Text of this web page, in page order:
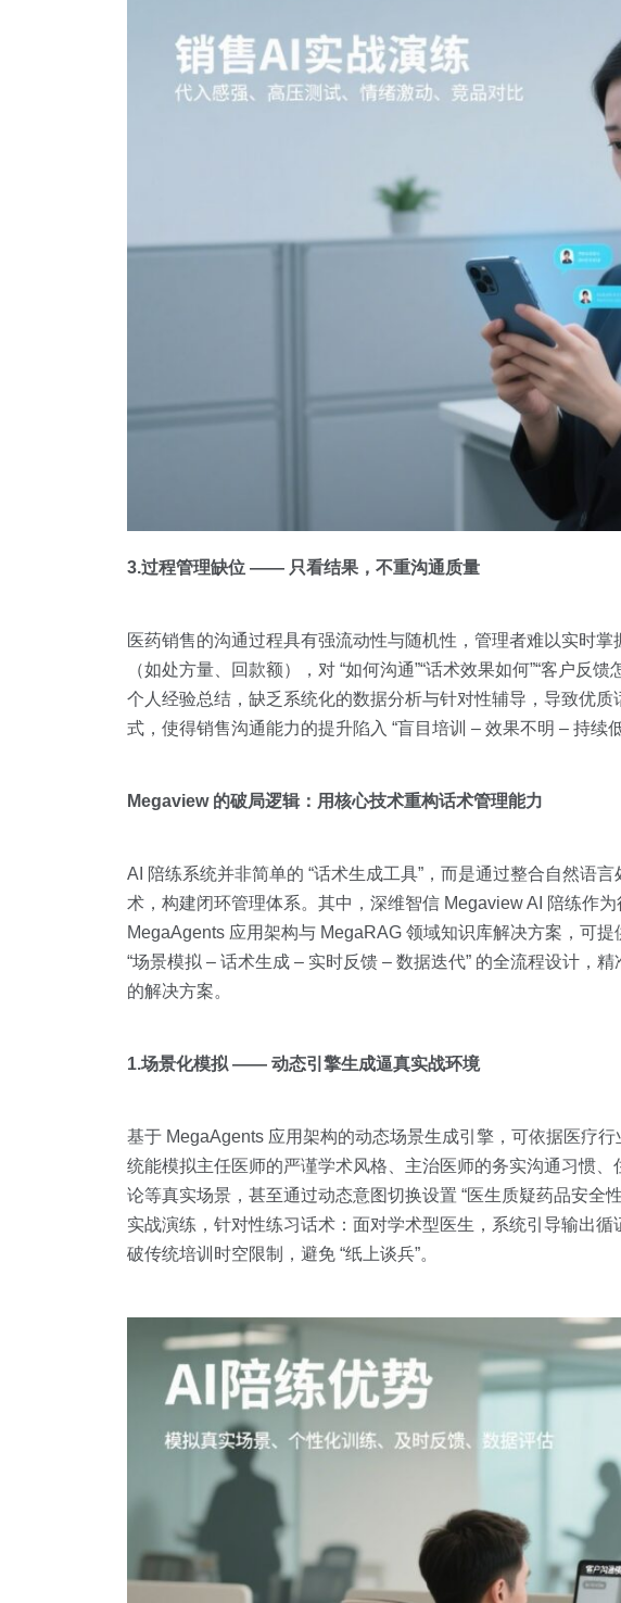
3.过程管理缺位 —— 只看结果，不重沟通质量
医药销售的沟通过程具有强流动性与随机性，管理者难以实时
（如处方量、回款额），对 “如何沟通”“话术效果如何”“客户反
个人经验总结，缺乏系统化的数据分析与针对性辅导，导致优
式，使得销售沟通能力的提升陷入 “盲目培训 – 效果不明 – 持续
Megaview 的破局逻辑：用核心技术重构话术管理能力
AI 陪练系统并非简单的 “话术生成工具”，而是通过整合自然语
术，构建闭环管理体系。其中，深维智信 Megaview AI 陪练作
MegaAgents 应用架构与 MegaRAG 领域知识库解决方案，可
“场景模拟 – 话术生成 – 实时反馈 – 数据迭代” 的全流程设计，
的解决方案。
1.场景化模拟 —— 动态引擎生成逼真实战环境
基于 MegaAgents 应用架构的动态场景生成引擎，可依据医疗
统能模拟主任医师的严谨学术风格、主治医师的务实沟通习惯
论等真实场景，甚至通过动态意图切换设置 “医生质疑药品安全
实战演练，针对性练习话术：面对学术型医生，系统引导输出
破传统培训时空限制，避免 “纸上谈兵”。